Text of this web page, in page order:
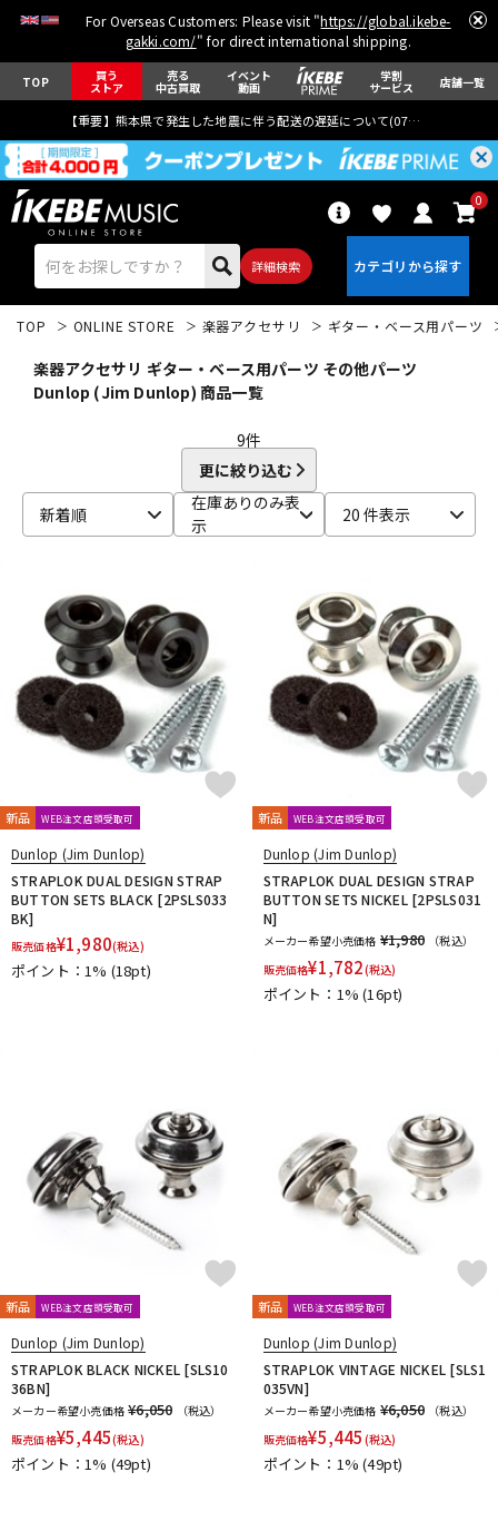
For Overseas Customers: Please visit "https://global.ikebe-
gakki.com/" for direct international shipping.
TOP 買う
ストア
売る
中古買取
イベント
動画
学割
サービス 店舗一覧
【重要】熊本県で発生した地震に伴う配送の遅延について(07月29日
詳細検索
0
ベース ウクレレ
ドラム パーカッション
キーボード 電子ピアノ
管楽器 その他楽器
アンプ エフェクター
DTM
中古 ヴィンテージ
TOP ONLINE STORE 楽器アクセサリ ギター・ベース用パーツ
楽器アクセサリ ギター・ベース用パーツ その他パーツ
Dunlop (Jim Dunlop) 商品一覧
9件
更に絞り込む
新着順
在庫ありのみ表
示
20 件表示
新品 WEB注文店頭受取可
Dunlop (Jim Dunlop)
STRAPLOK DUAL DESIGN STRAP
BUTTON SETS BLACK [2PSLS033
BK]
販売価格¥1,980(税込)
ポイント：1% (18pt)
新品 WEB注文店頭受取可
Dunlop (Jim Dunlop)
STRAPLOK DUAL DESIGN STRAP
BUTTON SETS NICKEL [2PSLS031
N]
メーカー希望小売価格 ¥1,980
（税込）
販売価格¥1,782(税込)
ポイント：1%(16pt)
新品 WEB注文店頭受取可
Dunlop (Jim Dunlop)
STRAPLOK BLACK NICKEL [SLS10
36BN]
メーカー希望小売価格 ¥6,050
（税込）
販売価格¥5,445(税込)
ポイント：1% (49pt)
新品 WEB注文店頭受取可
Dunlop (Jim Dunlop)
STRAPLOK VINTAGE NICKEL [SLS1
035VN]
メーカー希望小売価格 ¥6,050
（税込）
販売価格¥5,445 (税込)
ポイント：1%(49pt)